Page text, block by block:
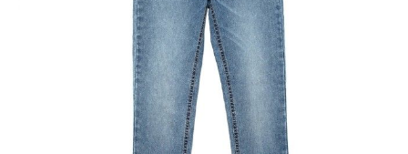
Podmiot odpowiedzialny
EuroTrade Tex Sp z o.o.
Ten produkt nie ma pytań Możesz zadać pytanie, klikając przycisk